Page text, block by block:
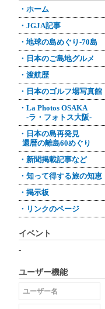
・ホーム
・JGJA記事
・地球の島めぐり-70島
・日本のご島地グルメ
・渡航歴
・日本のゴルフ場写真館
・La Photos OSAKA
-ラ・フォトス大阪-
・日本の島再発見
還暦の離島60めぐり
・新聞掲載記事など
・知って得する旅の知恵
・掲示板
・リンクのページ
イベント
-
ユーザー機能